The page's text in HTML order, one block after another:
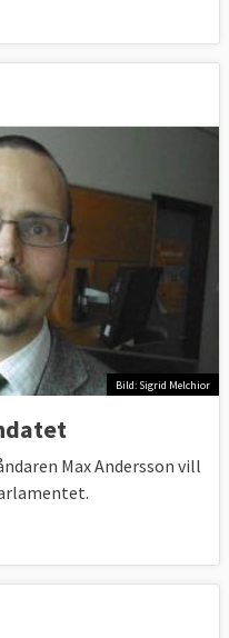
Bild: Sigrid Melchior
Max Andersson vill